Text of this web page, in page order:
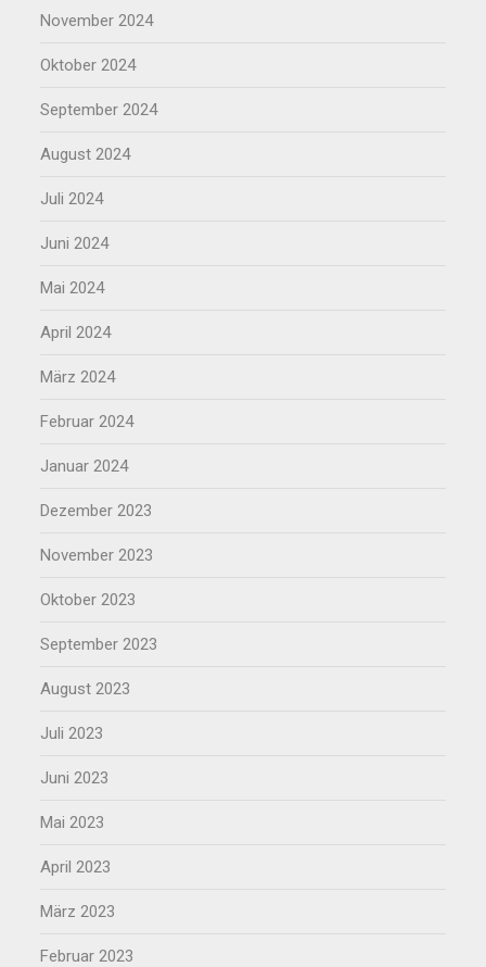
November 2024
Oktober 2024
September 2024
August 2024
Juli 2024
Juni 2024
Mai 2024
April 2024
März 2024
Februar 2024
Januar 2024
Dezember 2023
November 2023
Oktober 2023
September 2023
August 2023
Juli 2023
Juni 2023
Mai 2023
April 2023
März 2023
Februar 2023